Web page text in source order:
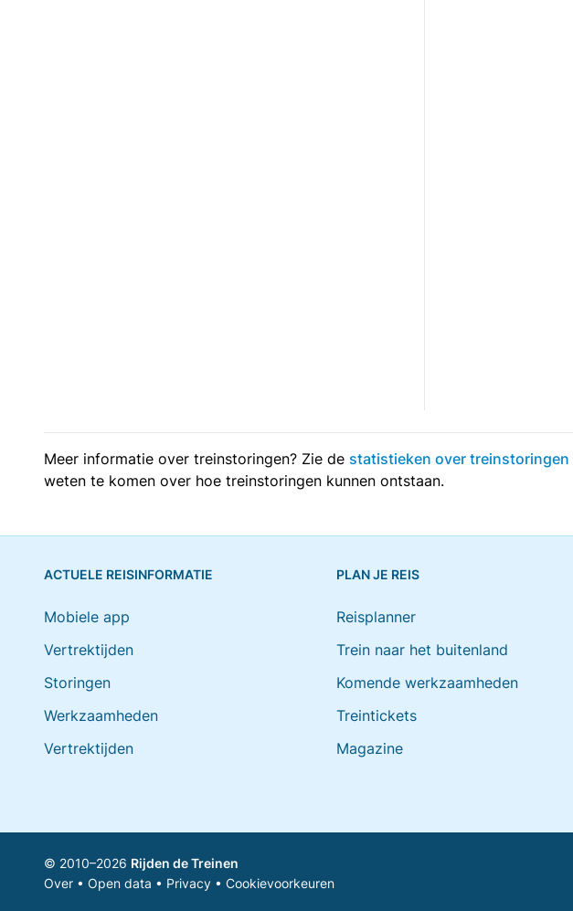
Meer informatie over treinstoringen? Zie de statistieken over treinstoringen
weten te komen over hoe treinstoringen kunnen ontstaan.
ACTUELE REISINFORMATIE
Mobiele app
Vertrektijden
Storingen
Werkzaamheden
Vertrektijden
PLAN JE REIS
Reisplanner
Trein naar het buitenland
Komende werkzaamheden
Treintickets
Magazine
© 2010–2026 Rijden de Treinen
Over • Open data • Privacy • Cookievoorkeuren